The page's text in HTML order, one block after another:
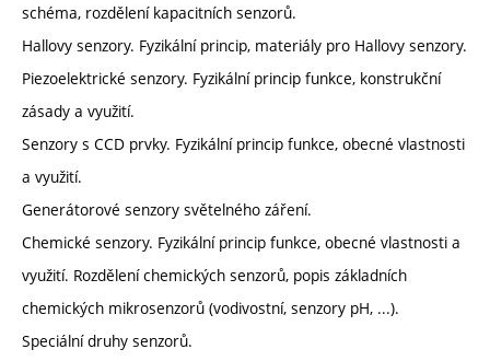
schéma, rozdělení kapacitních senzorů.
Hallovy senzory. Fyzikální princip, materiály pro Hallovy senzory.
Piezoelektrické senzory. Fyzikální princip funkce, konstrukční
zásady a využití.
Senzory s CCD prvky. Fyzikální princip funkce, obecné vlastnosti
a využití.
Generátorové senzory světelného záření.
Chemické senzory. Fyzikální princip funkce, obecné vlastnosti a
využití. Rozdělení chemických senzorů, popis základních
chemických mikrosenzorů (vodivostní, senzory pH, ...).
Speciální druhy senzorů.